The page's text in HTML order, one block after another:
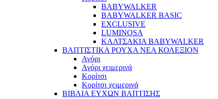
BABYWALKER
BABYWALKER BASIC
EXCLUSIVE
LUMINOSA
ΚΑΛΤΣΑΚΙΑ BABYWALKER
ΒΑΠΤΙΣΤΙΚΑ ΡΟΥΧΑ ΝΕΑ ΚΟΛΕΞΙΟΝ
Αγόρι
Αγόρι χειμερινά
Κορίτσι
Κορίτσι χειμερινά
ΒΙΒΛΙΑ ΕΥΧΩΝ ΒΑΠΤΙΣΗΣ